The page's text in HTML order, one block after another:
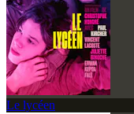
Le lycéen